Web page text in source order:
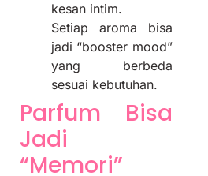
kesan intim.
Setiap aroma bisa
jadi “booster mood”
yang berbeda
sesuai kebutuhan.
Parfum Bisa
Jadi
“Memori”